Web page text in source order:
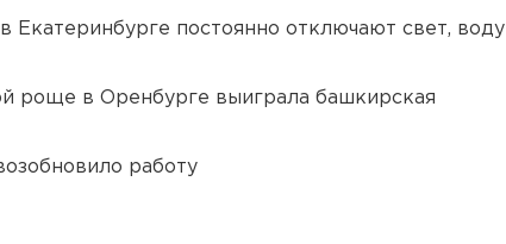
постоянно отключают свет, воду
роще в Оренбурге выиграла башкирская
работу